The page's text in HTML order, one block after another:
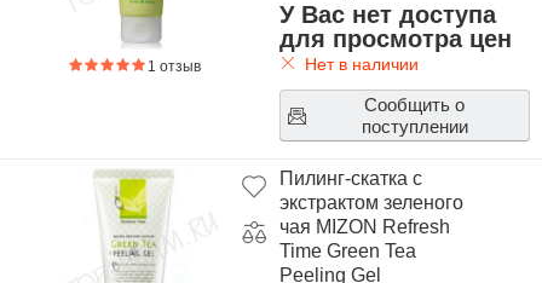
1 отзыв
У Вас нет доступа
для просмотра цен
Нет в наличии
Сообщить о
поступлении
Пилинг-скатка с
экстрактом зеленого
чая MIZON Refresh
Time Green Tea
Peeling Gel